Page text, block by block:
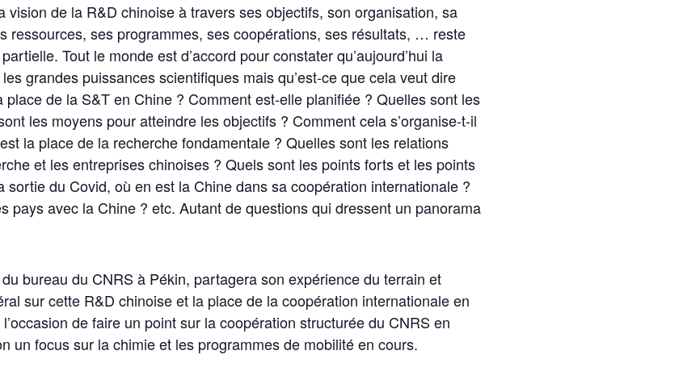
vision de la R&D chinoise à travers ses objectifs, son organisation, sa
ressources, ses programmes, ses coopérations, ses résultats, … reste
Tout le monde est d’accord pour constater qu’aujourd’hui la
grandes puissances scientifiques mais qu’est-ce que cela veut dire
de la S&T en Chine ? Comment est-elle planifiée ? Quelles sont les
les moyens pour atteindre les objectifs ? Comment cela s’organise-t-il
la place de la recherche fondamentale ? Quelles sont les relations
et les entreprises chinoises ? Quels sont les points forts et les points
sortie du Covid, où en est la Chine dans sa coopération internationale ?
pays avec la Chine ? etc. Autant de questions qui dressent un panorama
bureau du CNRS à Pékin, partagera son expérience du terrain et
sur cette R&D chinoise et la place de la coopération internationale en
de faire un point sur la coopération structurée du CNRS en
un focus sur la chimie et les programmes de mobilité en cours.